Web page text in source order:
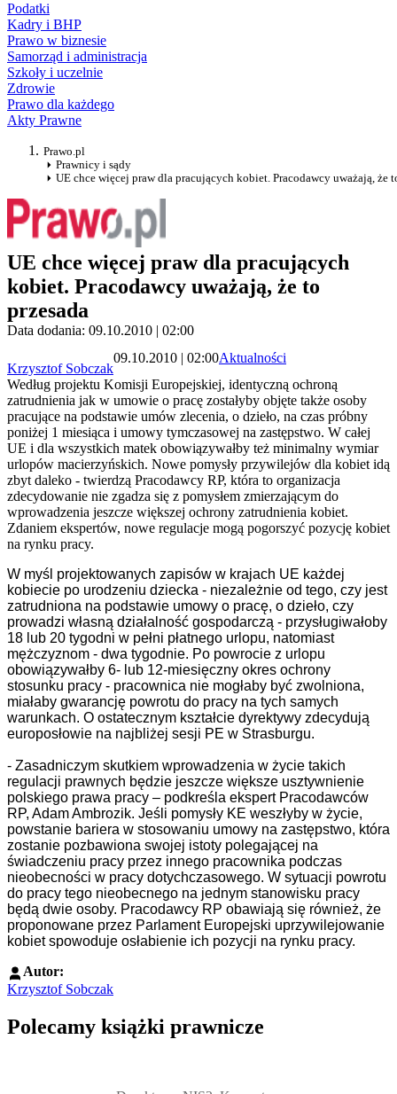
Podatki
Kadry i BHP
Prawo w biznesie
Samorząd i administracja
Szkoły i uczelnie
Zdrowie
Prawo dla każdego
Akty Prawne
Prawo.pl
Prawnicy i sądy
UE chce więcej praw dla pracujących kobiet. Pracodawcy uważają, że
UE chce więcej praw dla pracujących
kobiet. Pracodawcy uważają, że to
przesada
Data dodania: 09.10.2010 | 02:00
Krzysztof Sobczak
09.10.2010 | 02:00Aktualności
Według projektu Komisji Europejskiej, identyczną ochroną
zatrudnienia jak w umowie o pracę zostałyby objęte także osoby
pracujące na podstawie umów zlecenia, o dzieło, na czas próbny
poniżej 1 miesiąca i umowy tymczasowej na zastępstwo. W całej
UE i dla wszystkich matek obowiązywałby też minimalny wymiar
urlopów macierzyńskich. Nowe pomysły przywilejów dla kobiet idą
zbyt daleko - twierdzą Pracodawcy RP, która to organizacja
zdecydowanie nie zgadza się z pomysłem zmierzającym do
wprowadzenia jeszcze większej ochrony zatrudnienia kobiet.
Zdaniem ekspertów, nowe regulacje mogą pogorszyć pozycję kobiet
na rynku pracy.
W myśl projektowanych zapisów w krajach UE każdej
kobiecie po urodzeniu dziecka - niezależnie od tego, czy jest
zatrudniona na podstawie umowy o pracę, o dzieło, czy
prowadzi własną działalność gospodarczą - przysługiwałoby
18 lub 20 tygodni w pełni płatnego urlopu, natomiast
mężczyznom - dwa tygodnie. Po powrocie z urlopu
obowiązywałby 6- lub 12-miesięczny okres ochrony
stosunku pracy - pracownica nie mogłaby być zwolniona,
miałaby gwarancję powrotu do pracy na tych samych
warunkach. O ostatecznym kształcie dyrektywy zdecydują
europosłowie na najbliżej sesji PE w Strasburgu.
- Zasadniczym skutkiem wprowadzenia w życie takich
regulacji prawnych będzie jeszcze większe usztywnienie
polskiego prawa pracy – podkreśla ekspert Pracodawców
RP, Adam Ambrozik. Jeśli pomysły KE weszłyby w życie,
powstanie bariera w stosowaniu umowy na zastępstwo, która
zostanie pozbawiona swojej istoty polegającej na
świadczeniu pracy przez innego pracownika podczas
nieobecności w pracy dotychczasowego. W sytuacji powrotu
do pracy tego nieobecnego na jednym stanowisku pracy
będą dwie osoby. Pracodawcy RP obawiają się również, że
proponowane przez Parlament Europejski uprzywilejowanie
kobiet spowoduje osłabienie ich pozycji na rynku pracy.
Autor:
Krzysztof Sobczak
Polecamy książki prawnicze